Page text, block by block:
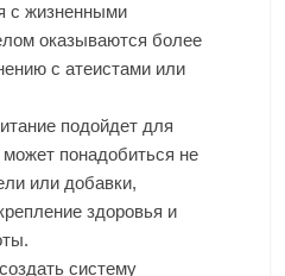
с жизненными
оказываются более
с атеистами или
подойдет для
понадобиться не
или добавки,
здоровья и
систему